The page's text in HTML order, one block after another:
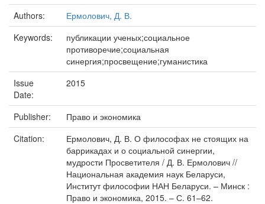
Authors:
Ермолович, Д. В.
Keywords:
публикации ученых;социальное
противоречие;социальная
синергия;просвещение;гуманистика
Issue
Date:
2015
Publisher:
Право и экономика
Citation:
Ермолович, Д. В. О философах не стоящих на
баррикадах и о социальной синергии,
мудрости Просветителя / Д. В. Ермолович //
Национальная академия наук Беларуси,
Институт философии НАН Беларуси. – Минск :
Право и экономика, 2015. – С. 61–62.